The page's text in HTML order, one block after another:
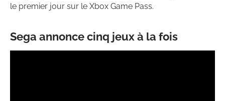
le premier jour sur le Xbox Game Pass.
Sega annonce cinq jeux à la fois